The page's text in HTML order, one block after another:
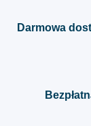
na
Darmowa